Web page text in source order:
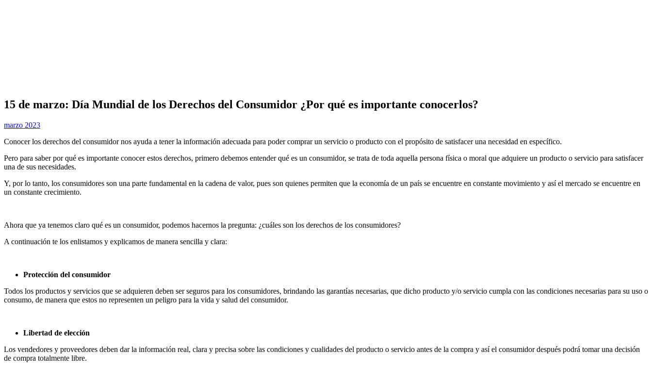
15 de marzo: Día Mundial de los Derechos del Consumidor ¿Por qué es importante conocerlos?
marzo 2023
Conocer los derechos del consumidor nos ayuda a tener la información adecuada para poder comprar un servicio o producto con el propósito de satisfacer una necesidad en específico.
Pero para saber por qué es importante conocer estos derechos, primero debemos entender qué es un consumidor, se trata de toda aquella persona física o moral que adquiere un producto o servicio para satisfacer
una de sus necesidades.
Y, por lo tanto, los consumidores son una parte fundamental en la cadena de valor, pues son quienes permiten que la economía de un país se encuentre en constante movimiento y así el mercado se encuentre en
un constante crecimiento.
Ahora que ya tenemos claro qué es un consumidor, podemos hacernos la pregunta: ¿cuáles son los derechos de los consumidores?
A continuación te los enlistamos y explicamos de manera sencilla y clara:
Protección del consumidor
Todos los productos y servicios que se adquieren deben ser seguros para los consumidores, brindando las garantías necesarias, que dicho producto y/o servicio cumpla con las condiciones necesarias para su uso o
consumo, de manera que estos no representen un peligro para la vida y salud del consumidor.
Libertad de elección
Los vendedores y proveedores deben dar la información real, clara y precisa sobre las condiciones y cualidades del producto o servicio antes de la compra y así el consumidor después podrá tomar una decisión
de compra totalmente libre.